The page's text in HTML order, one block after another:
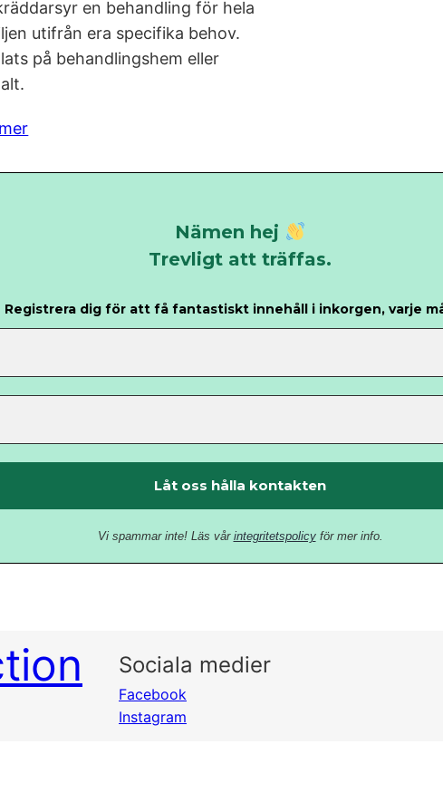
en behandling för hela
utifrån era specifika behov.
på behandlingshem eller
Nämen hej
Trevligt att träffas.
Registrera dig för att få fantastiskt innehåll i inkorgen, varje
Vi spammar inte! Läs vår integritetspolicyför mer info.
Sociala medier
Facebook
Instagram